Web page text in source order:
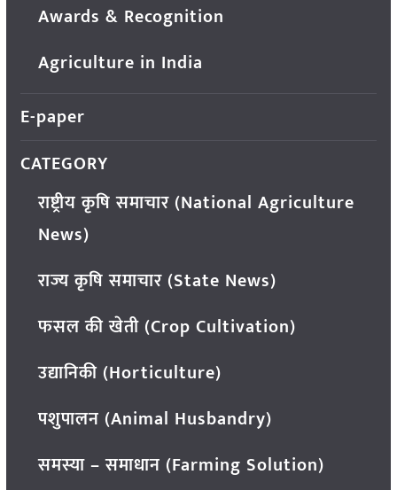
Awards & Recognition
Agriculture in India
E-paper
CATEGORY
राष्ट्रीय कृषि समाचार (National Agriculture
News)
राज्य कृषि समाचार (State News)
फसल की खेती (Crop Cultivation)
उद्यानिकी (Horticulture)
पशुपालन (Animal Husbandry)
समस्या – समाधान (Farming Solution)